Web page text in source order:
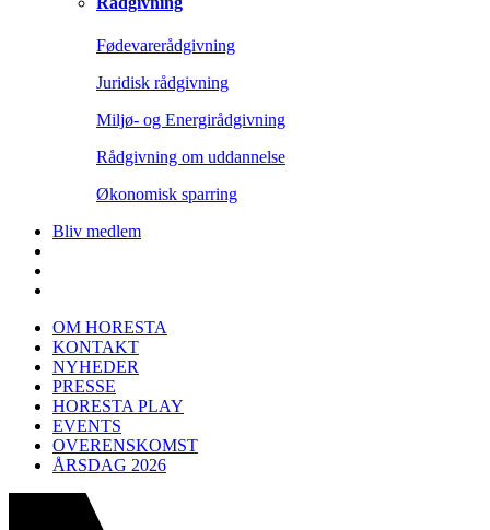
Fødevarerådgivning
Juridisk rådgivning
Miljø- og Energirådgivning
Rådgivning om uddannelse
Økonomisk sparring
Bliv medlem
OM HORESTA
KONTAKT
NYHEDER
PRESSE
HORESTA PLAY
EVENTS
OVERENSKOMST
ÅRSDAG 2026